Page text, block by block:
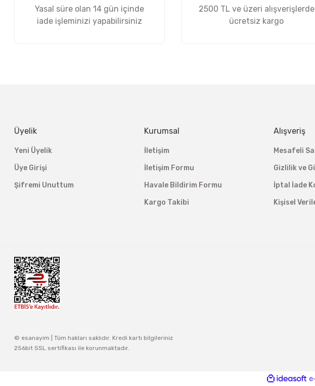
Yasal süre olan 14 gün içinde
iade işleminizi yapabilirsiniz
2500 TL ve üzeri alışverişlerde
ücretsiz kargo
Üyelik
Yeni Üyelik
Üye Girişi
Şifremi Unuttum
Kurumsal
İletişim
İletişim Formu
Havale Bildirim Formu
Kargo Takibi
Alışveriş
Mesafeli
Gizlilik ve
İptal İade
Kişisel
© esanayim | Tüm hakları saklıdır. Kredi kartı bilgileriniz
256bit SSL sertifikası ile korunmaktadır.